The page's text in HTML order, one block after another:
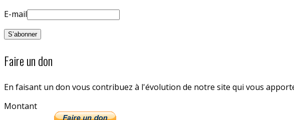
E-mail
Faire un don
En faisant un don vous contribuez à l'évolution de notre site qui vous
Montant